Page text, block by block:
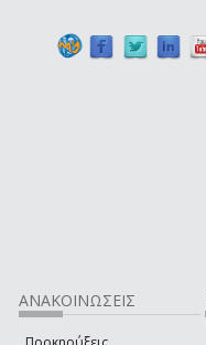
ΑΝΑΚΟΙΝΩΣΕΙΣ